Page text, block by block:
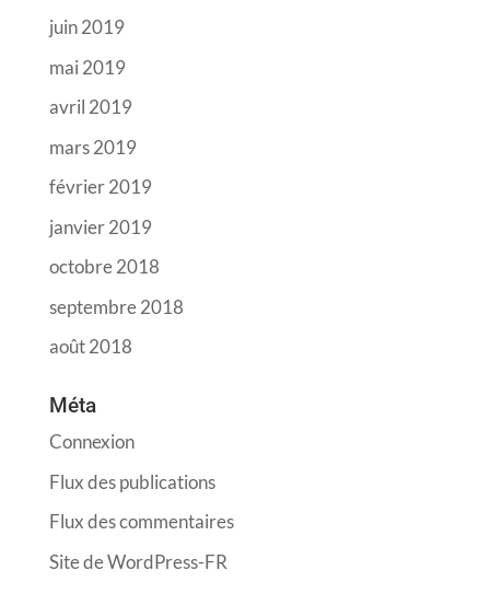
juin 2019
mai 2019
avril 2019
mars 2019
février 2019
janvier 2019
octobre 2018
septembre 2018
août 2018
Méta
Connexion
Flux des publications
Flux des commentaires
Site de WordPress-FR